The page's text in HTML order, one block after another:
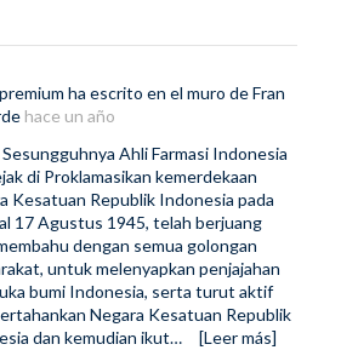
ha escrito en el muro deFran
hace un año
Sesungguhnya Ahli Farmasi Indonesia
di Proklamasikan kemerdekaan
Kesatuan Republik Indonesia pada
17 Agustus 1945, telah berjuang
dengan semua golongan
untuk melenyapkan penjajahan
bumi Indonesia, serta turut aktif
Negara Kesatuan Republik
dan kemudian ikut…
[Leer más]